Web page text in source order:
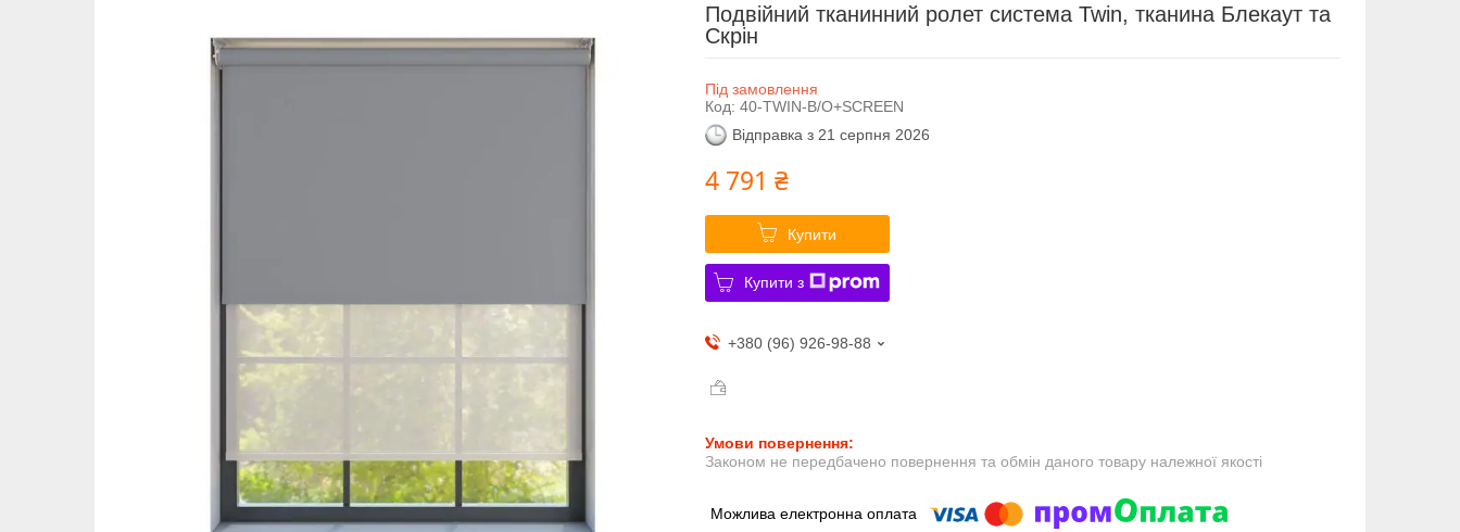
Подвійний тканинний ролет система Twin, тканина Блекаут та
Скрін
Під замовлення
Код: 40-TWIN-B/O+SCREEN
Відправка з 21 серпня 2026
4 791 ₴
Купити
Купити з
+380 (96) 926-98-88
Законом не передбачено повернення та обмін даного товару належної якості